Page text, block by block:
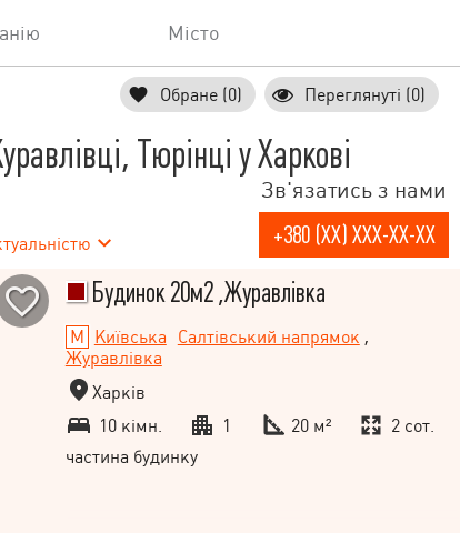
Місто
Обране (0) Переглянуті (0)
Тюрінці у Харкові
Зв'язатись з нами
+380 (XX) XXX-XX-XX
Будинок 20м2 ,Журавлівка
Київська Салтівський напрямок ,
Журавлівка
Харків
10 кімн.
1 20 м²
2 сот.
частина будинку